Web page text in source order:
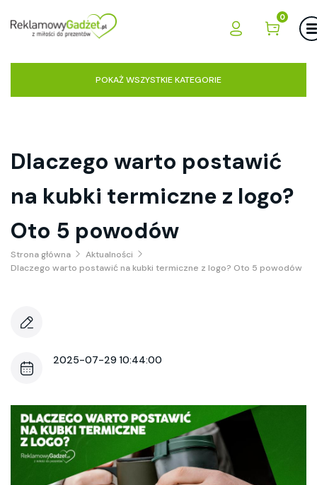
0
POKAŻ WSZYSTKIE KATEGORIE
Dlaczego warto postawić
na kubki termiczne z logo?
Oto 5 powodów
Strona główna
Aktualności
Dlaczego warto postawić na kubki termiczne z logo? Oto 5 powodów
2025-07-29 10:44:00